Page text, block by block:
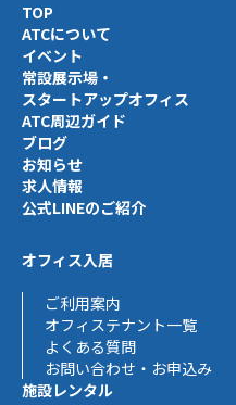
TOP
ATCについて
イベント
常設展示場・
スタートアップオフィス
ATC周辺ガイド
ブログ
お知らせ
求人情報
公式LINEのご紹介
オフィス入居
ご利用案内
オフィステナント一覧
よくある質問
お問い合わせ・お申込み
施設レンタル